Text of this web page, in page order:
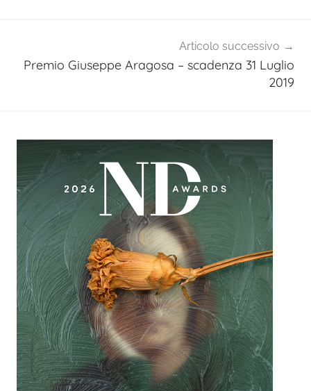
Articolo successivo
Premio Giuseppe Aragosa – scadenza 31 Luglio
2019